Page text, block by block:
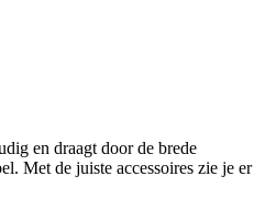
en draagt door de brede
Met de juiste accessoires zie je er